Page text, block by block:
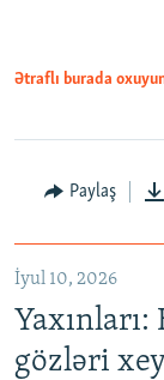
Ətraflı burada
Paylaş
İyul 10, 2026
gözləri